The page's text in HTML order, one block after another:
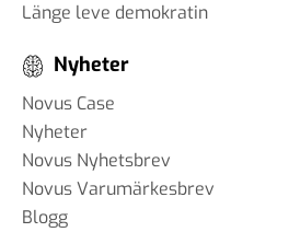
Länge leve demokratin
Nyheter
Novus Case
Nyheter
Novus Nyhetsbrev
Novus Varumärkesbrev
Blogg